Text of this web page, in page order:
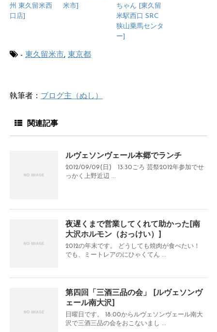
州 東久留米西
口店]
米市]
ちゃん [東久留
米駅西口 SRC
狭山乗馬センタ
ー]
- 東久留米市, 東京都
執筆者： ブログ主（ぬし）
関連記事
ルヴェソンヴェール本郷でランチ
2012/09/09(日) 13:30ごろ 芸祭2012年参加でせ
っかく上野近辺 ...
夜遅くまで営業してくれて助かった[南
大沢ホルモン（おっけい）]
2012の年末です。 どうしても焼肉が食べたい！
でも、ミートレアのにひゃくてん ...
第四回「三酒三品の会」 [ルヴェソンヴ
ェール南大沢]
日曜日です。 18:00からルヴェソンヴェール南大
沢で三酒三品の会をおこないまし ...